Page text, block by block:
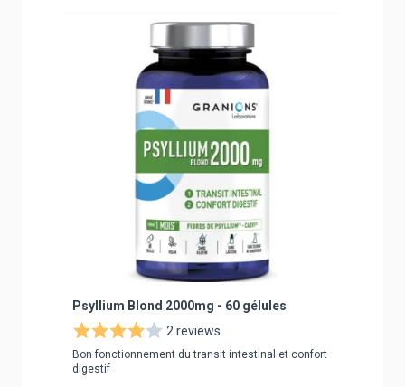
Navigating through the elements of the carousel is
Press to skip carousel
Press to go to carousel navigation
Psyllium Blond 2000mg - 60 gélules
2 reviews
Bon fonctionnement du transit intestinal et confort
digestif